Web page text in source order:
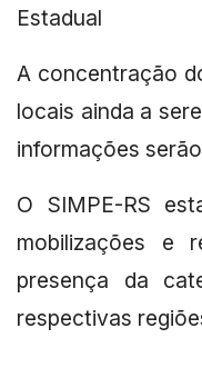
Estadual
A concentração
locais ainda a
informações
O SIMPE-RS
mobilizações e
presença da
respectivas